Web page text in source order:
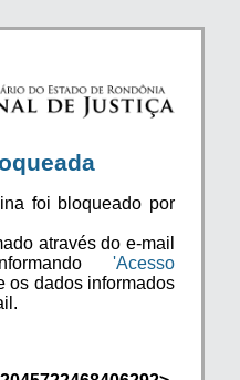
foi bloqueado por
através do e-mail
'Acesso
os dados informados